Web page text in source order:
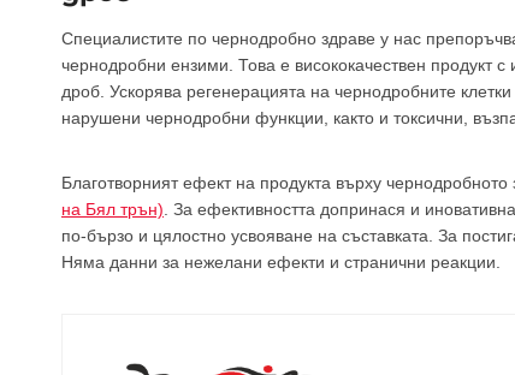
Специалистите по чернодробно здраве у нас
чернодробни ензими. Това е висококачествен продукт
дроб. Ускорява регенерацията на чернодробните
нарушени чернодробни функции, както и токсични,
Благотворният ефект на продукта върху
на Бял трън) . За ефективността допринася и
по-бързо и цялостно усвояване на съставката. За
Няма данни за нежелани ефекти и странични реакции.